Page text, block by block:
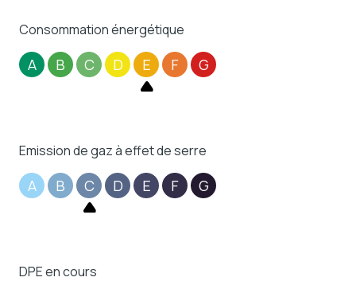
Consommation énergétique
A B C D E F G
Emission de gaz à effet de serre
A B C D E F G
DPE en cours